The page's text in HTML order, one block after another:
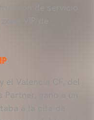
el Valencia CF, del
Partner, ganó a un
a la cita de